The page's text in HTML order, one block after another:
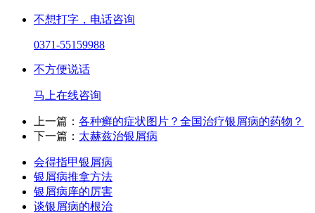
不想打字，电话咨询
0371-55159988
不方便说话
马上在线咨询
上一篇： 各种癣的症状图片？全国治疗银屑病的药物？
下一篇： 太赫兹治银屑病
会得指甲银屑病
银屑病推拿方法
银屑病庠的厉害
谈银屑病的根治